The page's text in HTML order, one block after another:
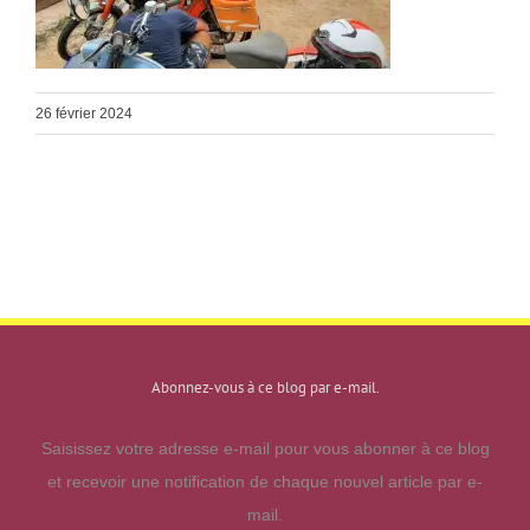
26 février 2024
Abonnez-vous à ce blog par e-mail.
Saisissez votre adresse e-mail pour vous abonner à ce blog
et recevoir une notification de chaque nouvel article par e-
mail.